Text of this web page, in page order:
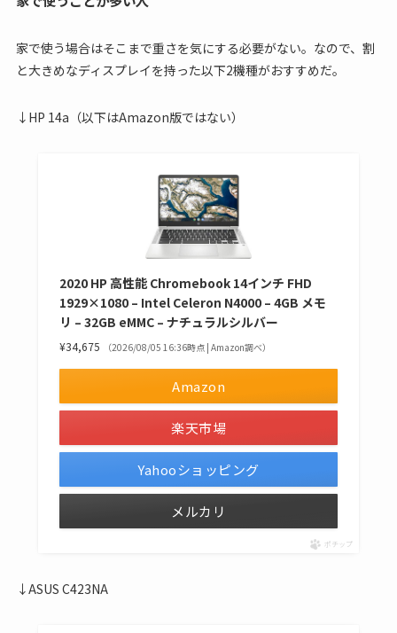
家で使う場合はそこまで重さを気にする必要がない。なので、割
と大きめなディスプレイを持った以下2機種がおすすめだ。
↓HP 14a（以下はAmazon版ではない）
2020 HP 高性能 Chromebook 14インチ FHD
1929×1080 – Intel Celeron N4000 – 4GB メモ
リ – 32GB eMMC – ナチュラルシルバー
¥34,675 （2026/08/05 16:36時点 | Amazon調べ）
Amazon
楽天市場
Yahooショッピング
メルカリ
ポチップ
↓ASUS C423NA